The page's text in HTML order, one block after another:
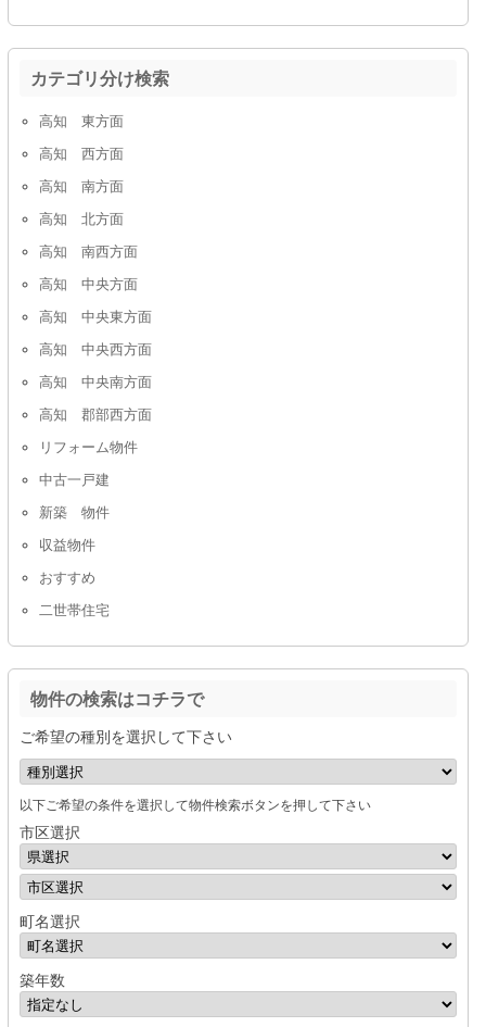
カテゴリ分け検索
高知 東方面
高知 西方面
高知 南方面
高知 北方面
高知 南西方面
高知 中央方面
高知 中央東方面
高知 中央西方面
高知 中央南方面
高知 郡部西方面
リフォーム物件
中古一戸建
新築 物件
収益物件
おすすめ
二世帯住宅
物件の検索はコチラで
ご希望の種別を選択して下さい
以下ご希望の条件を選択して物件検索ボタンを押して下さい
市区選択
町名選択
築年数